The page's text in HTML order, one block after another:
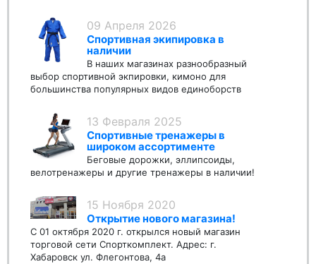
09 Апреля 2026
Спортивная экипировка в
наличии
В наших магазинах разнообразный
выбор спортивной экпировки, кимоно для
большинства популярных видов единоборств
13 Февраля 2025
Спортивные тренажеры в
широком ассортименте
Беговые дорожки, эллипсоиды,
велотренажеры и другие тренажеры в наличии!
15 Ноября 2020
Открытие нового магазина!
С 01 октября 2020 г. открылся новый магазин
торговой сети Спорткомплект. Адрес: г.
Хабаровск ул. Флегонтова, 4а